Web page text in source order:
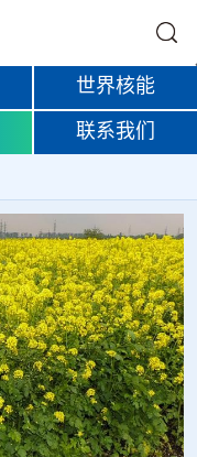
世界核能
联系我们